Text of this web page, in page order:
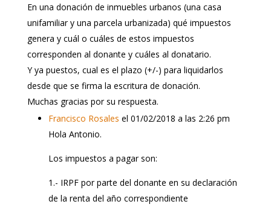
En una donación de inmuebles urbanos (una casa
unifamiliar y una parcela urbanizada) qué impuestos
genera y cuál o cuáles de estos impuestos
corresponden al donante y cuáles al donatario.
Y ya puestos, cual es el plazo (+/-) para liquidarlos
desde que se firma la escritura de donación.
Muchas gracias por su respuesta.
Francisco Rosales el 01/02/2018 a las 2:26 pm
Hola Antonio.
Los impuestos a pagar son:
1.- IRPF por parte del donante en su declaración
de la renta del año correspondiente